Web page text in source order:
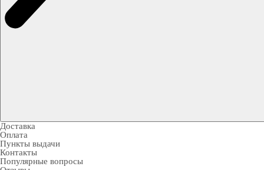
Доставка
Оплата
Пункты выдачи
Контакты
Популярные вопросы